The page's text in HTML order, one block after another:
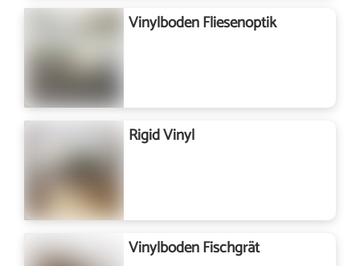
Vinylboden Fliesenoptik
Rigid Vinyl
Vinylboden Fischgrät